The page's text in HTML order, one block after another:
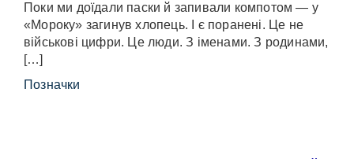
Поки ми доїдали паски й запивали компотом — у
«Мороку» загинув хлопець. І є поранені. Це не
військові цифри. Це люди. З іменами. З родинами,
[…]
Позначки